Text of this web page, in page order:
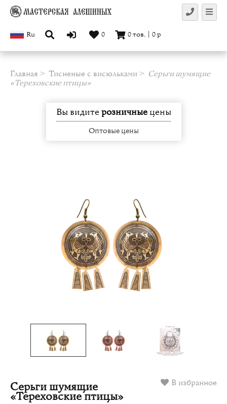
Ru 0 0тов. 0р
Главная Тисненые с висюльками
Серьги шумящие
«Тереховские птицы»
Вы видитерозничныецены
Оптовые цены
В избранное
Серьги шумящие
«Тереховские птицы»